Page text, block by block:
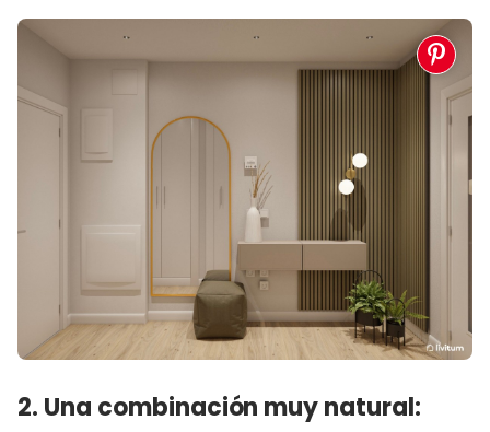
2. Una combinación muy natural: